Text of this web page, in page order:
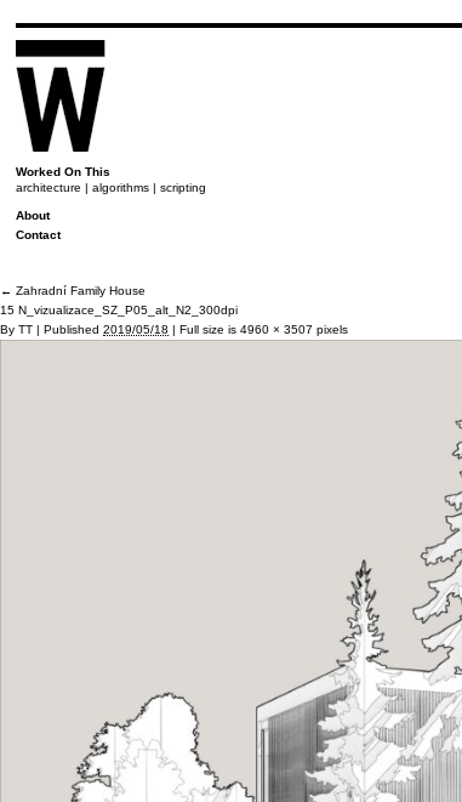
Worked On This
architecture | algorithms | scripting
About
Contact
← Zahradní Family House
15 N_vizualizace_SZ_P05_alt_N2_300dpi
By TT | Published 2019/05/18 | Full size is 4960 × 3507 pixels